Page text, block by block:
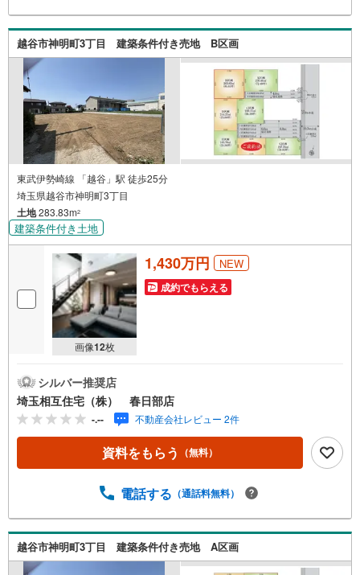
越谷市神明町3丁目 建築条件付き売地 B区画
東武伊勢崎線 「越谷」駅 徒歩25分
埼玉県越谷市神明町3丁目
土地283.83m2
建築条件付き土地
画像12枚
1,430万円 NEW
成約でもらえる
シルバー推奨店
埼玉相互住宅（株） 春日部店
-.-- 不動産会社レビュー 2件
資料をもらう （無料）
電話する （通話料無料）
越谷市神明町3丁目 建築条件付き売地 A区画